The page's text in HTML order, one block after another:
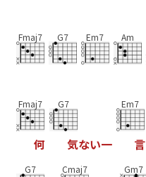
Fmaj7 G7 Em7 Am
Fmaj7
何
G7
気ない一
Em7
言
G7 Cmaj7 Gm7